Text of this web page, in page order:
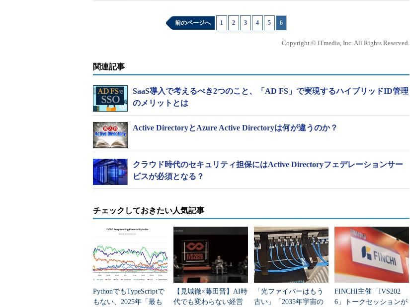
8：上部メニューの［再起動］－［はい］を選択し、仮想マシンadcs001を再起動し
図表18 Azureポータルから仮想マシンを再起動
9：作業用PCの［リモート デスクトップ接続］を使用し、仮想マシンadcs001に接続
します。仮想マシンadcs001上で［スタート］－［Windows システム ツール］－
［コントロールパネル］－［システムとセキュリティ］－［システム］を選択しま
前のページへ 1 2 3 4 5 6
Copyright © ITmedia, Inc. All Rights Reserved.
関連記事
SaaS導入で考えるべき2つのこと、「AD FS」で実現するハイブリッドID管理
のメリットとは
Active DirectoryとAzure Active Directoryは何が違うのか？
クラウド時代のセキュリティ担保にはActive Directoryフェデレーションサー
ビスが必須となる？
チェックしておきたい人気記事
PythonでもTypeScriptで
もない、2025年「最も
【見城徹×藤田晋】AI時
代でも変わらない経営
「光ファイバーはもう
古い」「2035年宇宙の
FINCHI主催「IVS202
6」トークセッションが